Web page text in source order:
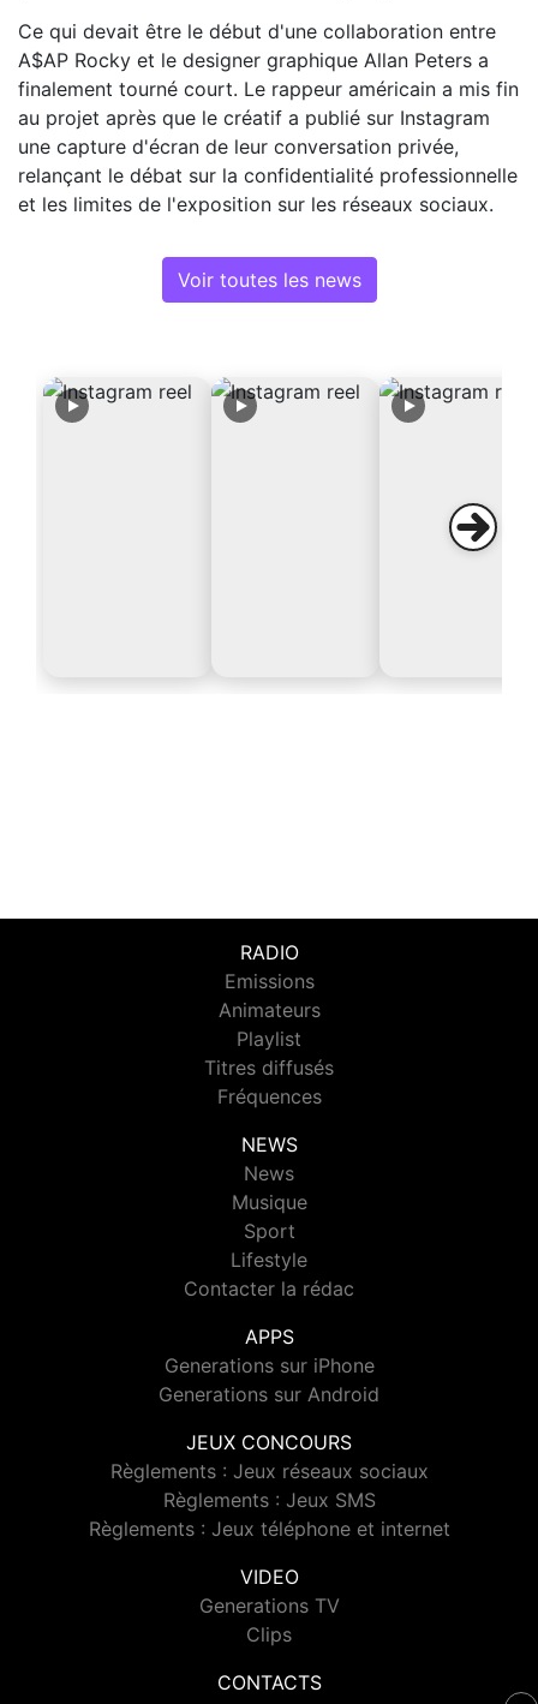
Ce qui devait être le début d'une collaboration entre
A$AP Rocky et le designer graphique Allan Peters a
finalement tourné court. Le rappeur américain a mis fin
au projet après que le créatif a publié sur Instagram
une capture d'écran de leur conversation privée,
relançant le débat sur la confidentialité professionnelle
et les limites de l'exposition sur les réseaux sociaux.
Voir toutes les news
RADIO
Emissions
Animateurs
Playlist
Titres diffusés
Fréquences
NEWS
News
Musique
Sport
Lifestyle
Contacter la rédac
APPS
Generations sur iPhone
Generations sur Android
JEUX CONCOURS
Règlements : Jeux réseaux sociaux
Règlements : Jeux SMS
Règlements : Jeux téléphone et internet
VIDEO
Generations TV
Clips
CONTACTS